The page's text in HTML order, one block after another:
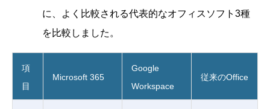
に、よく比較される代表的なオフィスソフト3種
を比較しました。
項
目
Microsoft 365
Google
Workspace
従来のOffice